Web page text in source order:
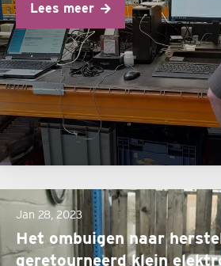
Lees meer
Jan 28, 2023
Het ombuigen naar
geretourneerd klein